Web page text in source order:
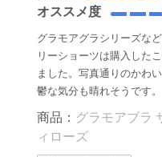
オススメ度
グラモアグラシリーズな
リーショーツは購入した
ました。写真通りのかわ
鬱な気分も晴れそうです。
商品： グラモアブラ
ィローズ